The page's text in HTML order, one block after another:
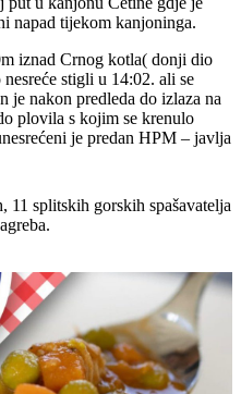
napad tijekom kanjoninga.
iznad Crnog kotla( donji dio
stigli u 14:02. ali se
je nakon predleda do izlaza na
plovila s kojim se krenulo
je predan HPM – javlja
splitskih gorskih spašavatelja